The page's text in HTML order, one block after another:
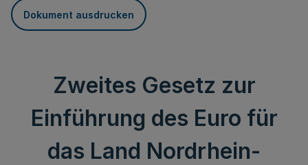
Dokument ausdrucken
Zweites Gesetz zur
Einführung des Euro für
das Land Nordrhein-